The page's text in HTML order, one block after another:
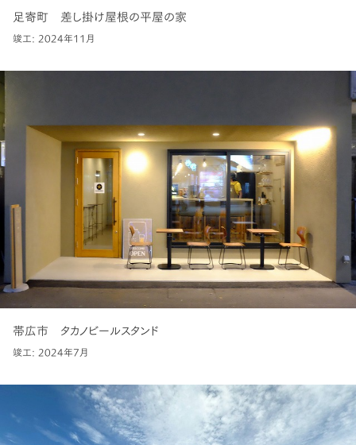
足寄町 差し掛け屋根の平屋の家
竣工: 2024年11月
帯広市 タカノビールスタンド
竣工: 2024年7月